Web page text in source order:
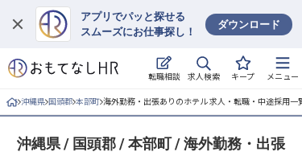
アプリでパッと探せる
スムーズにお仕事探し！
ダウンロード
転職相談 求人検索 キープ メニュー
ログイン
求人・施設を探す
沖縄県 国頭郡 本部町 海外勤務・出張ありのホテル 求人・転職・中途採用一覧
沖縄県 / 国頭郡 / 本部町 / 海外勤務・出張